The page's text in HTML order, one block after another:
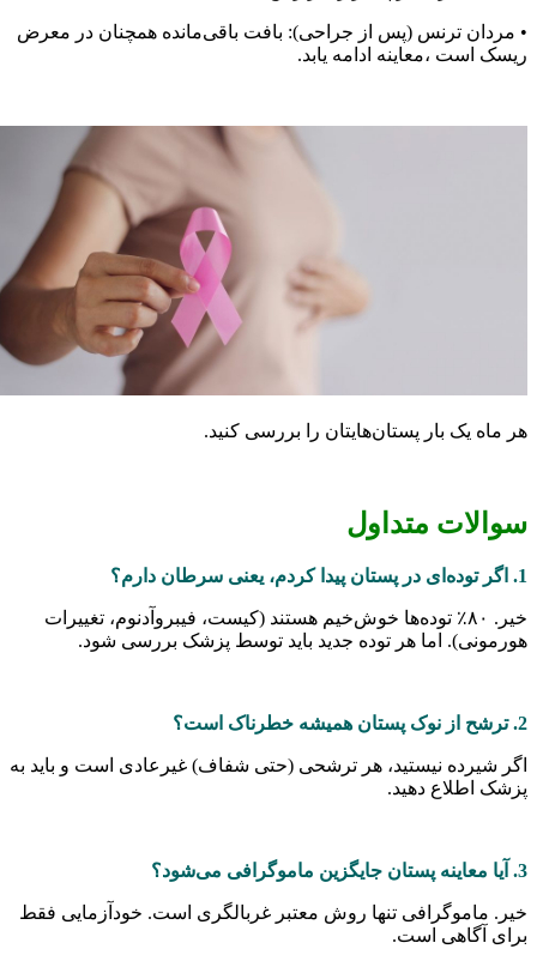
ترنس (پس از جراحی): بافت باقی‌مانده همچنان در معرض
،معاینه ادامه یابد.
بار پستان‌هایتان را بررسی کنید.
متداول
در پستان پیدا کردم، یعنی سرطان دارم؟
خیر. ۸۰٪ توده‌ها خوش‌خیم هستند (کیست، فیبروآدنوم، تغییرات
اما هر توده جدید باید توسط پزشک بررسی شود.
نیستید، هر ترشحی (حتی شفاف) غیرعادی است و باید به
دهید.
تنها روش معتبر غربالگری است. خودآزمایی فقط
است.